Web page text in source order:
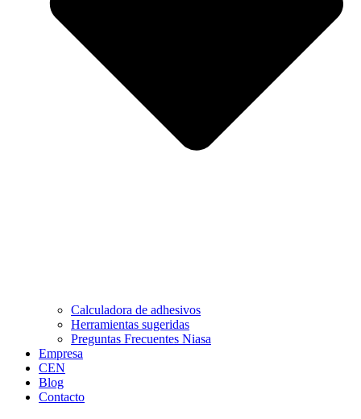
Calculadora de adhesivos
Herramientas sugeridas
Preguntas Frecuentes Niasa
Empresa
CEN
Blog
Contacto